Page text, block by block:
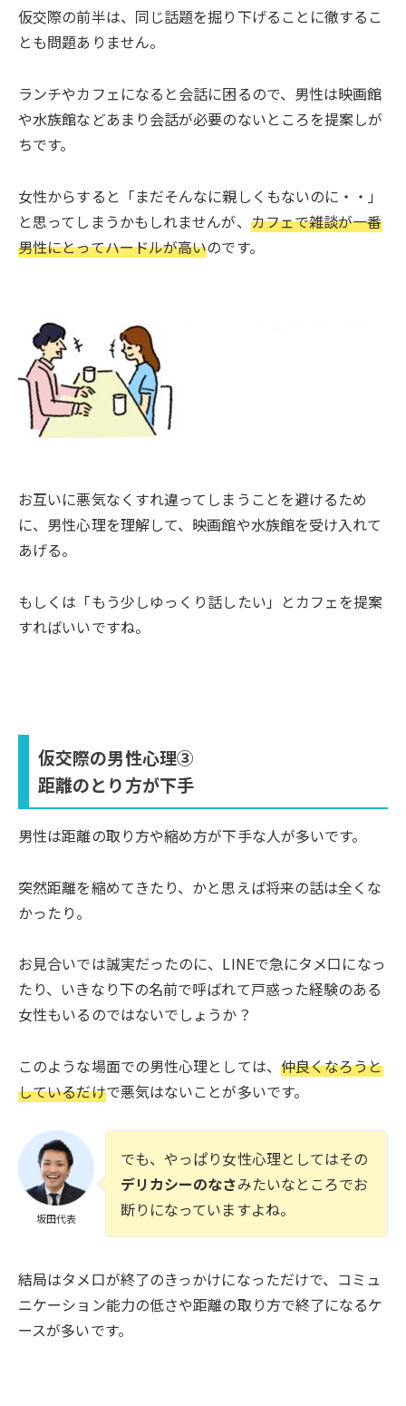
仮交際の前半は、同じ話題を掘り下げることに徹するこ
とも問題ありません。
ランチやカフェになると会話に困るので、男性は映画館
や水族館などあまり会話が必要のないところを提案しが
ちです。
女性からすると「まだそんなに親しくもないのに・・」
と思ってしまうかもしれませんが、 カフェで雑談が一番
男性にとってハードルが高いのです。
お互いに悪気なくすれ違ってしまうことを避けるため
に、男性心理を理解して、映画館や水族館を受け入れて
あげる。
もしくは「もう少しゆっくり話したい」とカフェを提案
すればいいですね。
仮交際の男性心理③
距離のとり方が下手
男性は距離の取り方や縮め方が下手な人が多いです。
突然距離を縮めてきたり、かと思えば将来の話は全くな
かったり。
お見合いでは誠実だったのに、LINEで急にタメ口になっ
たり、いきなり下の名前で呼ばれて戸惑った経験のある
女性もいるのではないでしょうか？
このような場面での男性心理としては、 仲良くなろうと
しているだけで悪気はないことが多いです。
坂田代表
でも、やっぱり女性心理としてはその
デリカシーのなさみたいなところでお
断りになっていますよね。
結局はタメ口が終了のきっかけになっただけで、コミュ
ニケーション能力の低さや距離の取り方で終了になるケ
ースが多いです。